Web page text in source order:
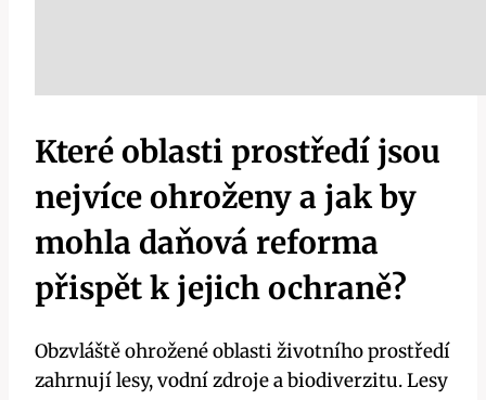
Které oblasti prostředí jsou
nejvíce ohroženy a jak by
mohla daňová reforma
přispět k jejich ochraně?
Obzvláště ohrožené oblasti životního prostředí
zahrnují lesy, vodní zdroje a biodiverzitu. Lesy